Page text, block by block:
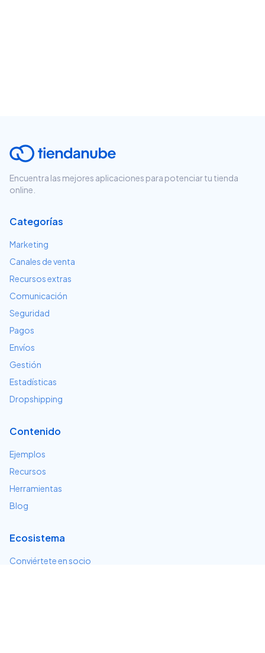
Encuentra las mejores aplicaciones para potenciar tu tienda
online.
Categorías
Marketing
Canales de venta
Recursos extras
Comunicación
Seguridad
Pagos
Envíos
Gestión
Estadísticas
Dropshipping
Contenido
Ejemplos
Recursos
Herramientas
Blog
Ecosistema
Conviértete en socio